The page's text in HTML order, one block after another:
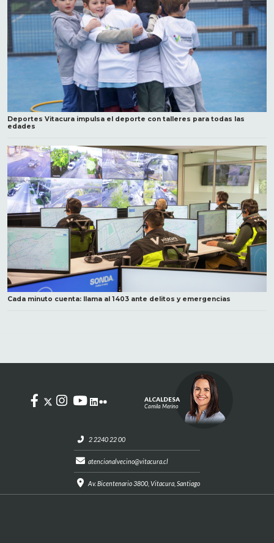
Deportes Vitacura impulsa el deporte con talleres para todas las
edades
Cada minuto cuenta: llama al 1403 ante delitos y emergencias
2 2240 22 00
atencionalvecino@vitacura.cl
Av. Bicentenario 3800, Vitacura, Santiago
ALCALDESA
Camila Merino